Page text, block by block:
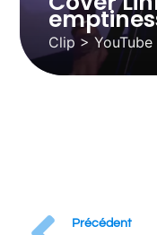
Clip > YouTube
Précédent